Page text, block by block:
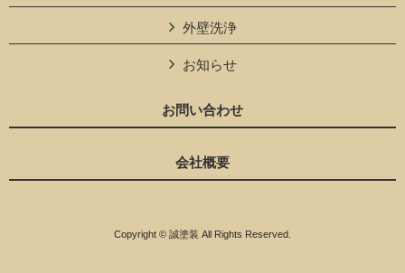
外壁洗浄
お知らせ
お問い合わせ
会社概要
Copyright © 誠塗装 All Rights Reserved.